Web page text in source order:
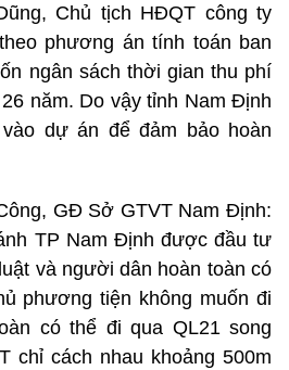
Chủ tịch HĐQT công ty
phương án tính toán ban
ngân sách thời gian thu phí
năm. Do vậy tỉnh Nam Định
dự án để đảm bảo hoàn
GĐ Sở GTVT Nam Định:
TP Nam Định được đầu tư
và người dân hoàn toàn có
phương tiện không muốn đi
có thể đi qua QL21 song
chỉ cách nhau khoảng 500m